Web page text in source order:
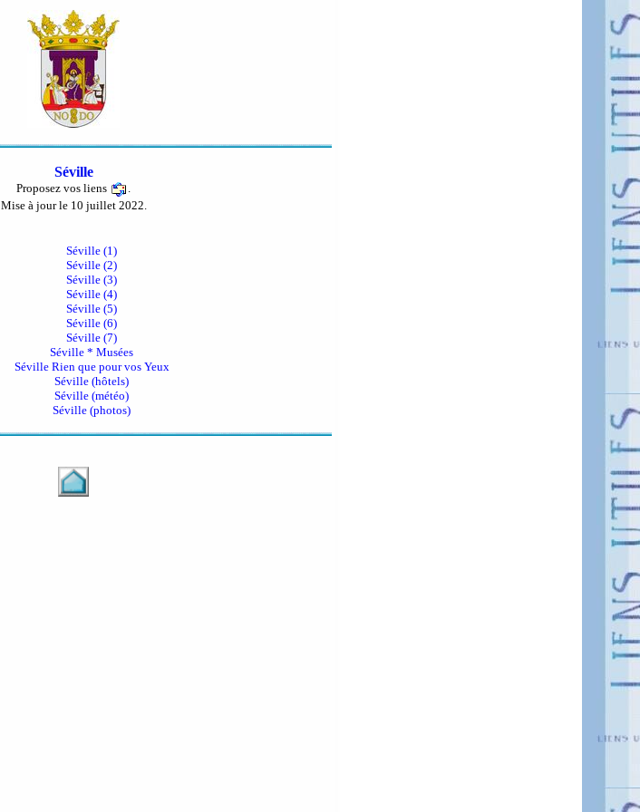
Séville
Proposez vos liens
Mise à jour le 10 juillet 2022.
Séville (1)
Séville (2)
Séville (3)
Séville (4)
Séville (5)
Séville (6)
Séville (7)
Séville * Musées
Séville Rien que pour vos Yeux
Séville (hôtels)
Séville (météo)
Séville (photos)